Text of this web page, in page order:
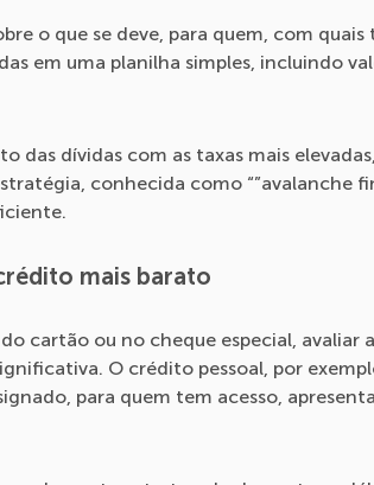
o que se deve, para quem, com quais
em uma planilha simples, incluindo
das dívidas com as taxas mais
conhecida como “”avalanche
mais barato
cartão ou no cheque especial, avaliar
O crédito pessoal, por
para quem tem acesso,